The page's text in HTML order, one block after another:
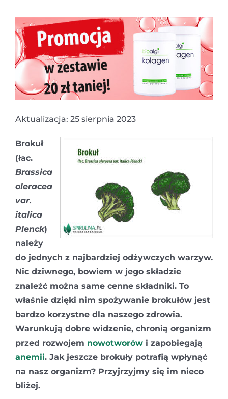
Aktualizacja: 25 sierpnia 2023
Brokuł
(łac.
Brassica
oleracea
var.
italica
Plenck)
należy
do jednych z najbardziej odżywczych warzyw.
Nic dziwnego, bowiem w jego składzie
znaleźć można same cenne składniki. To
właśnie dzięki nim spożywanie brokułów jest
bardzo korzystne dla naszego zdrowia.
Warunkują dobre widzenie, chronią organizm
przed rozwojem nowotworów i zapobiegają
anemii. Jak jeszcze brokuły potrafią wpłynąć
na nasz organizm? Przyjrzyjmy się im nieco
bliżej.